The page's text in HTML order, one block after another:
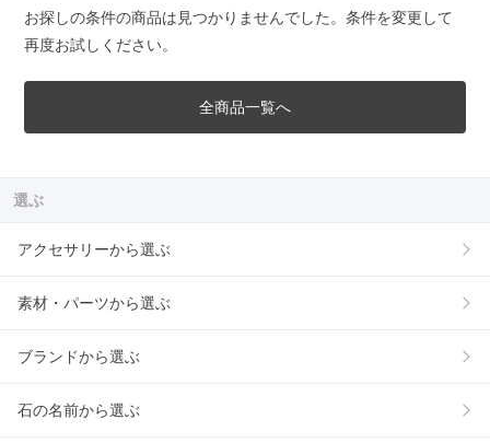
お探しの条件の商品は見つかりませんでした。条件を変更して
再度お試しください。
全商品一覧へ
選ぶ
アクセサリーから選ぶ
素材・パーツから選ぶ
ブランドから選ぶ
石の名前から選ぶ